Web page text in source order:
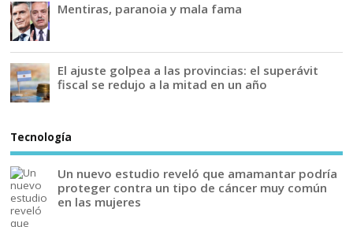
Mentiras, paranoia y mala fama
El ajuste golpea a las provincias: el superávit
fiscal se redujo a la mitad en un año
Tecnología
Un nuevo estudio reveló que amamantar podría
proteger contra un tipo de cáncer muy común
en las mujeres